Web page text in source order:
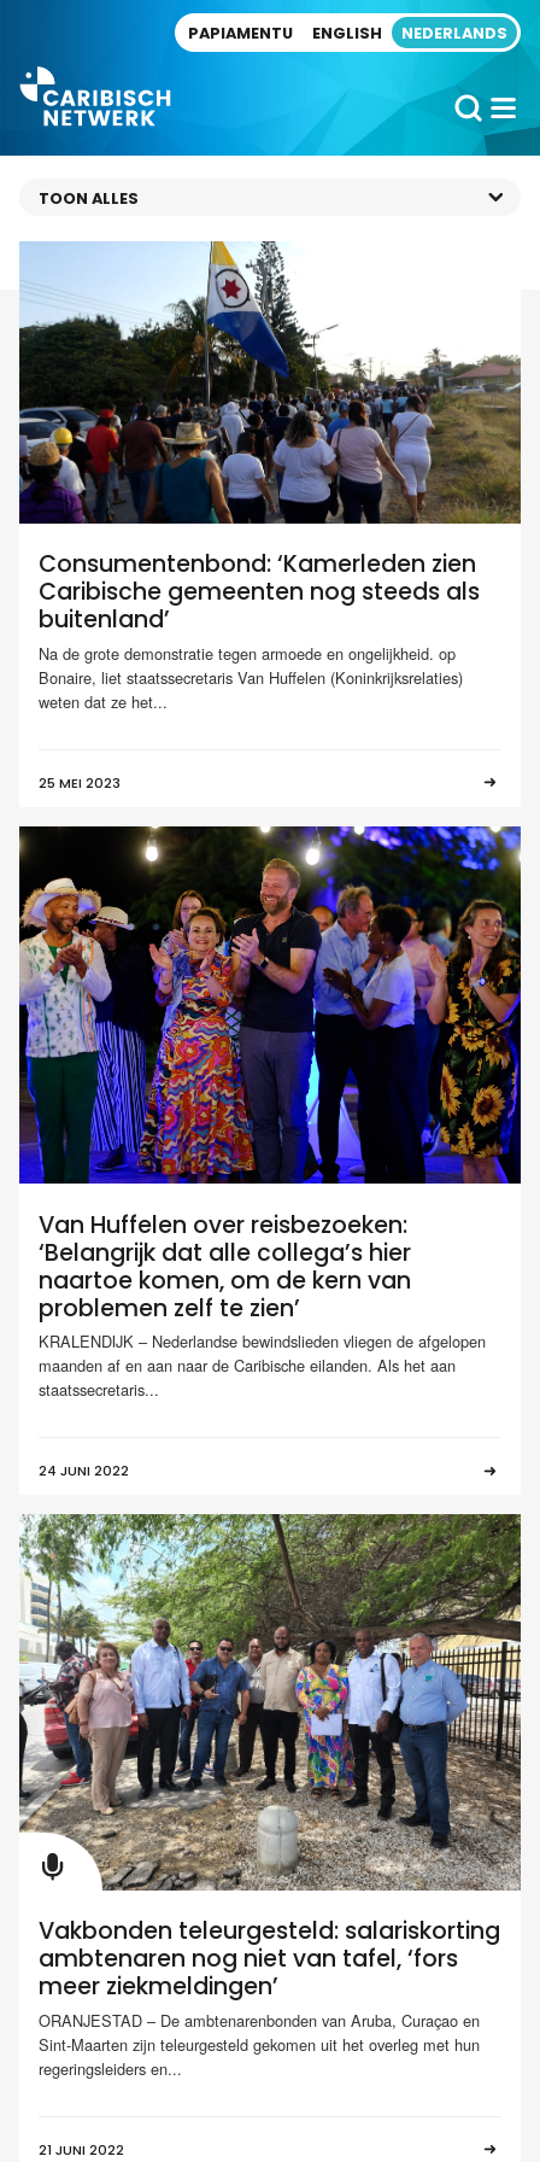
PAPIAMENTU ENGLISH NEDERLANDS
Consumentenbond: ‘Kamerleden zien
Caribische gemeenten nog steeds als
buitenland’
Na de grote demonstratie tegen armoede en ongelijkheid. op
Bonaire, liet staatssecretaris Van Huffelen (Koninkrijksrelaties)
weten dat ze het...
25 MEI 2023
Van Huffelen over reisbezoeken:
‘Belangrijk dat alle collega’s hier
naartoe komen, om de kern van
problemen zelf te zien’
KRALENDIJK – Nederlandse bewindslieden vliegen de afgelopen
maanden af en aan naar de Caribische eilanden. Als het aan
staatssecretaris...
24 JUNI 2022
Vakbonden teleurgesteld: salariskorting
ambtenaren nog niet van tafel, ‘fors
meer ziekmeldingen’
ORANJESTAD – De ambtenarenbonden van Aruba, Curaçao en
Sint-Maarten zijn teleurgesteld gekomen uit het overleg met hun
regeringsleiders en...
21 JUNI 2022